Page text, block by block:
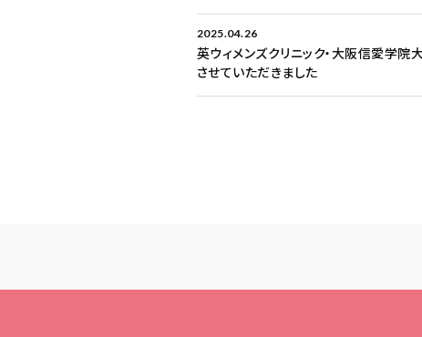
2025.04.26
英ウィメンズクリニック・大阪信愛学院
させていただきました